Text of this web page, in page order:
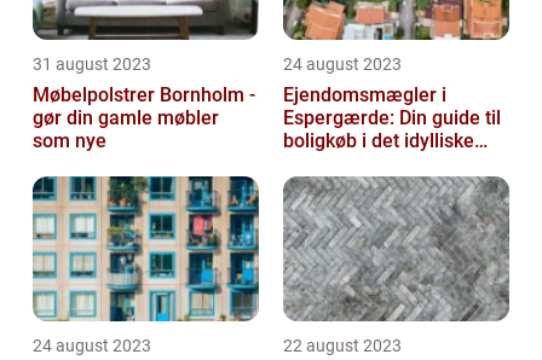
31 august 2023
Møbelpolstrer Bornholm -
gør din gamle møbler
som nye
24 august 2023
Ejendomsmægler i
Espergærde: Din guide til
boligkøb i det idylliske
24 august 2023 22 august 2023